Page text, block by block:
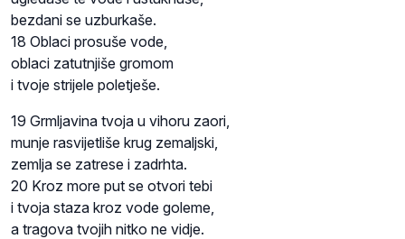
bezdani se uzburkaše.
18 Oblaci prosuše vode,
oblaci zatutnjiše gromom
i tvoje strijele poletješe.
19 Grmljavina tvoja u vihoru zaori,
munje rasvijetliše krug zemaljski,
zemlja se zatrese i zadrhta.
20 Kroz more put se otvori tebi
i tvoja staza kroz vode goleme,
a tragova tvojih nitko ne vidje.